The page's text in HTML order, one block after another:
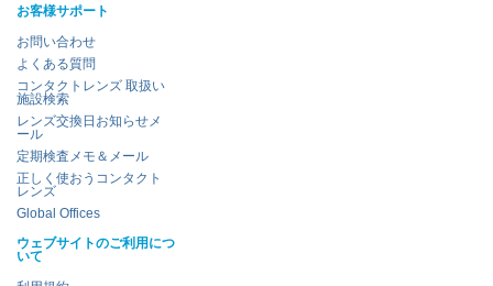
お客様サポート
お問い合わせ
よくある質問
コンタクトレンズ 取扱い
施設検索
レンズ交換日お知らせメ
ール
定期検査メモ＆メール
正しく使おうコンタクト
レンズ
Global Offices
ウェブサイトのご利用につ
いて